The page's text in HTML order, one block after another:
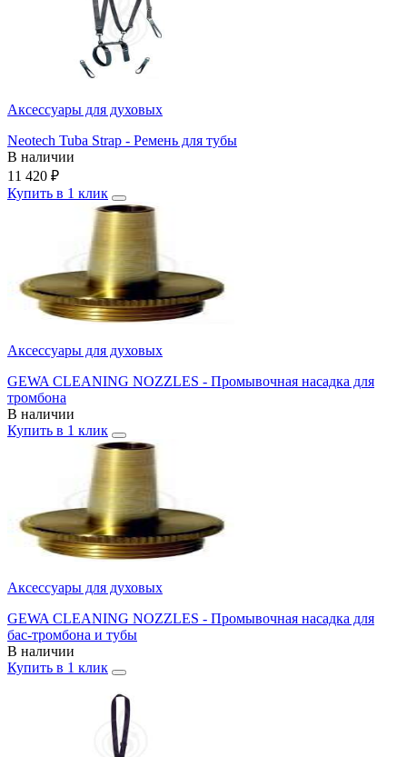
Аксессуары для духовых
Neotech Tuba Strap - Ремень для тубы
В наличии
11 420 ₽
Купить в 1 клик
Аксессуары для духовых
GEWA CLEANING NOZZLES - Промывочная насадка для
тромбона
В наличии
Купить в 1 клик
Аксессуары для духовых
GEWA CLEANING NOZZLES - Промывочная насадка для
бас-тромбона и тубы
В наличии
Купить в 1 клик